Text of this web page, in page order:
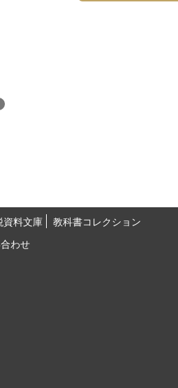
資料文庫
教科書コレクション
わせ